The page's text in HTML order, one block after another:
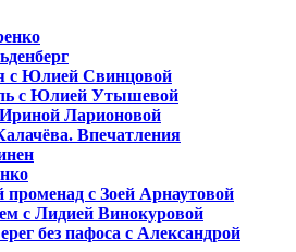
с Юлией Свинцовой
с Юлией Утышевой
Ларионовой
Впечатления
с Зоей Арнаутовой
с Лидией Винокуровой
без пафоса с Александрой